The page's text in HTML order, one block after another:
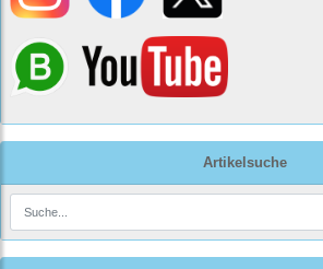
Artikelsuche